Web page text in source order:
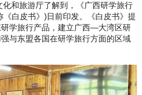
和旅游厅了解到，《广西研学旅行
《白皮书》)日前印发。《白皮书》提
学旅行产品，建立广西—大湾区研
与东盟各国在研学旅行方面的区域